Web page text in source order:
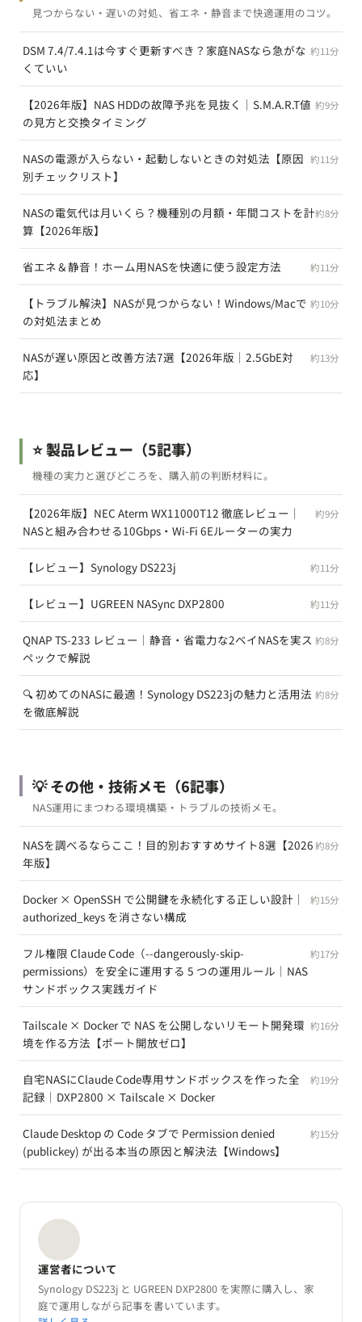
見つからない・遅いの対処、省エネ・静音まで快適運用のコツ。
DSM 7.4/7.4.1は今すぐ更新すべき？家庭NASなら急がな
くていい
約11分
【2026年版】NAS HDDの故障予兆を見抜く｜S.M.A.R.T値
の見方と交換タイミング
約9分
NASの電源が入らない・起動しないときの対処法【原因
別チェックリスト】
約11分
NASの電気代は月いくら？機種別の月額・年間コストを計
算【2026年版】
約8分
省エネ＆静音！ホーム用NASを快適に使う設定方法 約11分
【トラブル解決】NASが見つからない！Windows/Macで
の対処法まとめ
約10分
NASが遅い原因と改善方法7選【2026年版｜2.5GbE対
応】
約13分
⭐ 製品レビュー （5記事）
機種の実力と選びどころを、購入前の判断材料に。
【2026年版】NEC Aterm WX11000T12 徹底レビュー｜
NASと組み合わせる10Gbps・Wi-Fi 6Eルーターの実力
約9分
【レビュー】Synology DS223j 約11分
【レビュー】UGREEN NASync DXP2800 約11分
QNAP TS-233 レビュー｜静音・省電力な2ベイNASを実ス
ペックで解説
約8分
🔍 初めてのNASに最適！Synology DS223jの魅力と活用法
を徹底解説
約8分
💡 その他・技術メモ （6記事）
NAS運用にまつわる環境構築・トラブルの技術メモ。
NASを調べるならここ！目的別おすすめサイト8選【2026
年版】
約8分
Docker × OpenSSH で公開鍵を永続化する正しい設計｜
authorized_keys を消さない構成
約15分
フル権限 Claude Code（--dangerously-skip-
permissions）を安全に運用する 5 つの運用ルール｜NAS
サンドボックス実践ガイド
約17分
Tailscale × Docker で NAS を公開しないリモート開発環
境を作る方法【ポート開放ゼロ】
約16分
自宅NASにClaude Code専用サンドボックスを作った全
記録｜DXP2800 × Tailscale × Docker
約19分
Claude Desktop の Code タブで Permission denied
(publickey) が出る本当の原因と解決法【Windows】
約15分
運営者について
Synology DS223j と UGREEN DXP2800 を実際に購入し、家
庭で運用しながら記事を書いています。